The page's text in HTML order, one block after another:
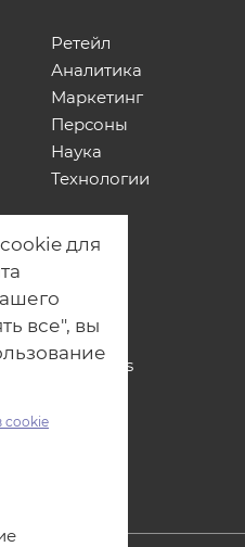
Ретейл
Аналитика
Маркетинг
Персоны
Наука
Технологии
Cookies
для
все", вы
cookie